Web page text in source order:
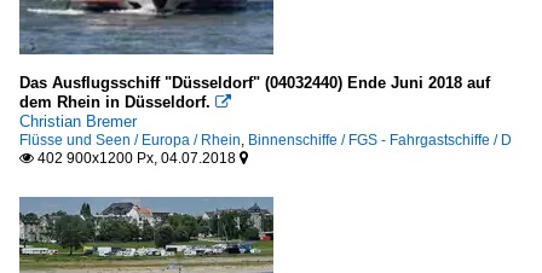
Das Ausflugsschiff "Düsseldorf" (04032440) Ende Juni 2018 auf
dem Rhein in Düsseldorf. 
Christian Bremer
Flüsse und Seen / Europa / Rhein, Binnenschiffe / FGS - Fahrgastschiffe / D
 402 900x1200 Px, 04.07.2018 